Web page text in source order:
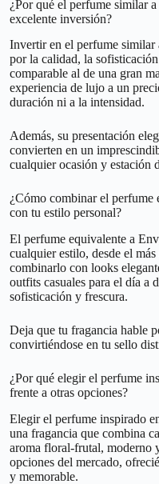
¿Por qué el perfume similar
excelente inversión?
Invertir en el perfume
por la calidad, la
comparable al de una gran
experiencia de lujo a un
duración ni a la intensidad.
Además, su presentación
convierten en un
cualquier ocasión y estación
¿Cómo combinar el
con tu estilo personal?
El perfume equivalente a
cualquier estilo, desde el
combinarlo con looks
outfits casuales para el día a
sofisticación y frescura.
Deja que tu fragancia hable
convirtiéndose en tu sello
¿Por qué elegir el perfume
frente a otras opciones?
Elegir el perfume inspirado
una fragancia que combina
aroma floral-frutal, moderno
opciones del mercado,
y memorable.